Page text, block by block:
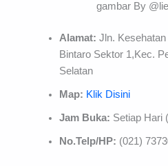
gambar By
Alamat: Jln.
Bintaro Sektor 1,Kec.
Selatan
Map: Klik Disini
Jam Buka: Setiap Hari
No.Telp/HP: (021)